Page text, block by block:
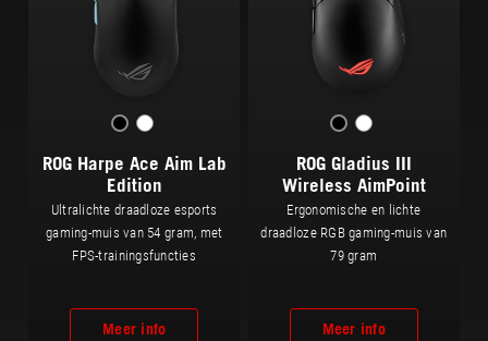
ROG Harpe Ace Aim Lab
Edition
Ultralichte draadloze esports
gaming-muis van 54 gram, met
FPS-trainingsfuncties
Meer info
ROG Gladius III
Wireless AimPoint
Ergonomische en lichte
draadloze RGB gaming-muis van
79 gram
Meer info